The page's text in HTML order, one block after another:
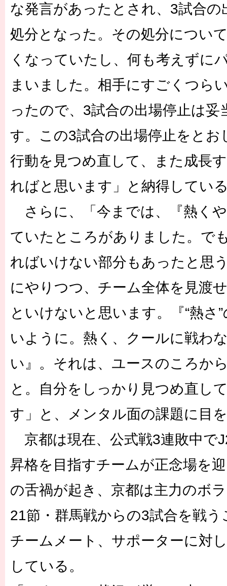
な発言があったとされ、3試合の
処分となった。その処分につい
くなっていたし、何も考えずに
まいました。相手にすごくつら
ったので、3試合の出場停止は妥
す。この3試合の出場停止をとお
行動を見つめ直して、また成長
ればと思います」と納得してい
さらに、「今までは、『熱く
ていたところがありました。で
ればいけない部分もあったと思
にやりつつ、チーム全体を見渡
といけないと思います。『“熱さ
いように。熱く、クールに戦わ
い』。それは、ユースのころか
と。自分をしっかり見つめ直し
す」と、メンタル面の課題に目
京都は現在、公式戦3連敗中で
昇格を目指すチームが正念場を
の舌禍が起き、京都は主力のボ
21節・群馬戦からの3試合を戦
チームメート、サポーターに対
している。